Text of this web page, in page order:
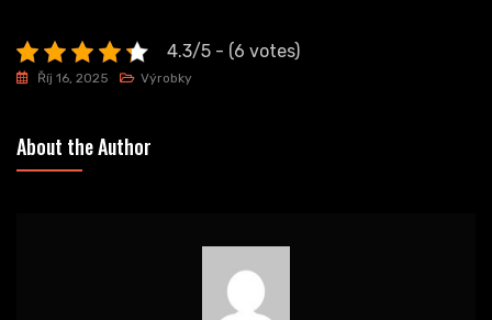
4.3/5 - (6 votes)
Říj 16, 2025 Výrobky
About the Author